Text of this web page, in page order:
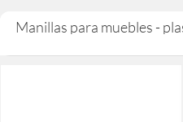
Manillas para muebles -